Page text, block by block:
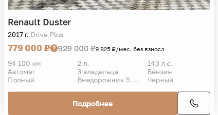
Renault Duster
2017 г. Drive Plus
779 000 ₽ 929 000 ₽9 825 ₽/мес. без взноса
94 100 км 2 л.
143 л.с.
Автомат
3 владельца
Бензин
Полный
Внедорожник 5 дв. Черный
Подробнее